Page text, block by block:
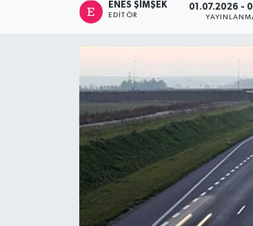
ENES ŞIMŞEK
EDITÖR
01.07.2026 -
RESMİ İLANLAR
Haber Arşivi